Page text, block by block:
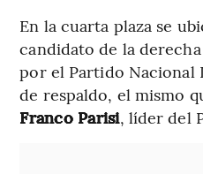
En la cuarta plaza se
candidato de la
por el Partido Nacional
de respaldo, el mismo
Franco Parisi, líder del